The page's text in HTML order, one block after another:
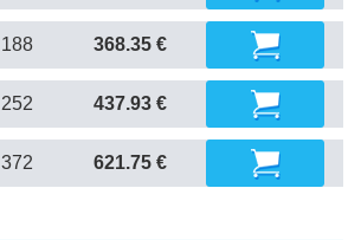
188 368.35 €
252 437.93 €
372 621.75 €